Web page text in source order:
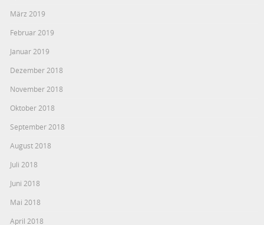
März 2019
Februar 2019
Januar 2019
Dezember 2018
November 2018
Oktober 2018
September 2018
August 2018
Juli 2018
Juni 2018
Mai 2018
April 2018